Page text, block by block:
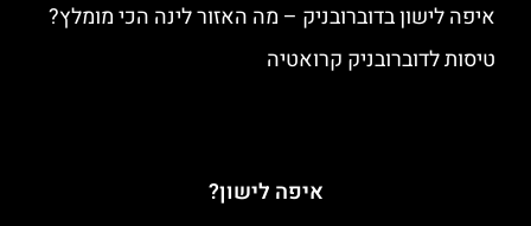
איפה לישון בדוברובניק – מה האזור לינה הכי מומלץ?
טיסות לדוברובניק קרואטיה
איפה לישון?